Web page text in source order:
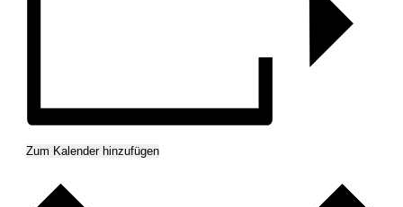
Zum Kalender hinzufügen